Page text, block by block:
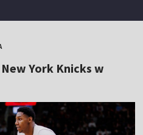
York Knicks w